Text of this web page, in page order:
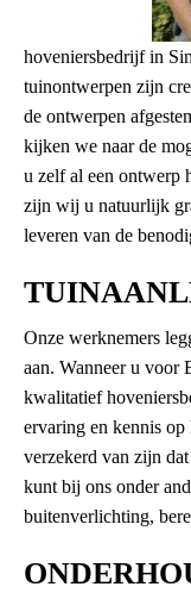
hoveniersbedrijf in
tuinontwerpen zijn
de ontwerpen
kijken we naar de
u zelf al een ontwerp
zijn wij u natuurlijk
leveren van de
Onze werknemers
aan. Wanneer u
kwalitatief
ervaring en kennis
verzekerd van zijn
kunt bij ons onder
buitenverlichting,